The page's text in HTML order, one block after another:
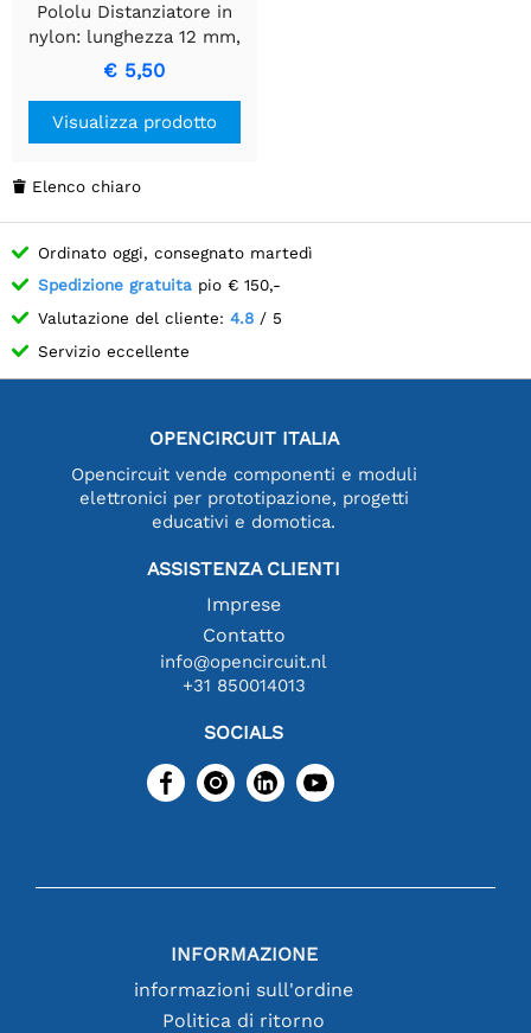
Pololu Distanziatore in
nylon: lunghezza 12 mm,
diametro esterno 4 mm,
diametro interno 2,7 mm
(confezione da 25)
€ 5,50
Visualizza prodotto
 Elenco chiaro
Ordinato oggi, consegnato martedì
Spedizione gratuita pio € 150,-
Valutazione del cliente: 4.8 / 5
Servizio eccellente
OPENCIRCUIT ITALIA
Opencircuit vende componenti e moduli
elettronici per prototipazione, progetti
educativi e domotica.
ASSISTENZA CLIENTI
Imprese
Contatto
info@opencircuit.nl
+31 850014013
SOCIALS
INFORMAZIONE
informazioni sull'ordine
Politica di ritorno